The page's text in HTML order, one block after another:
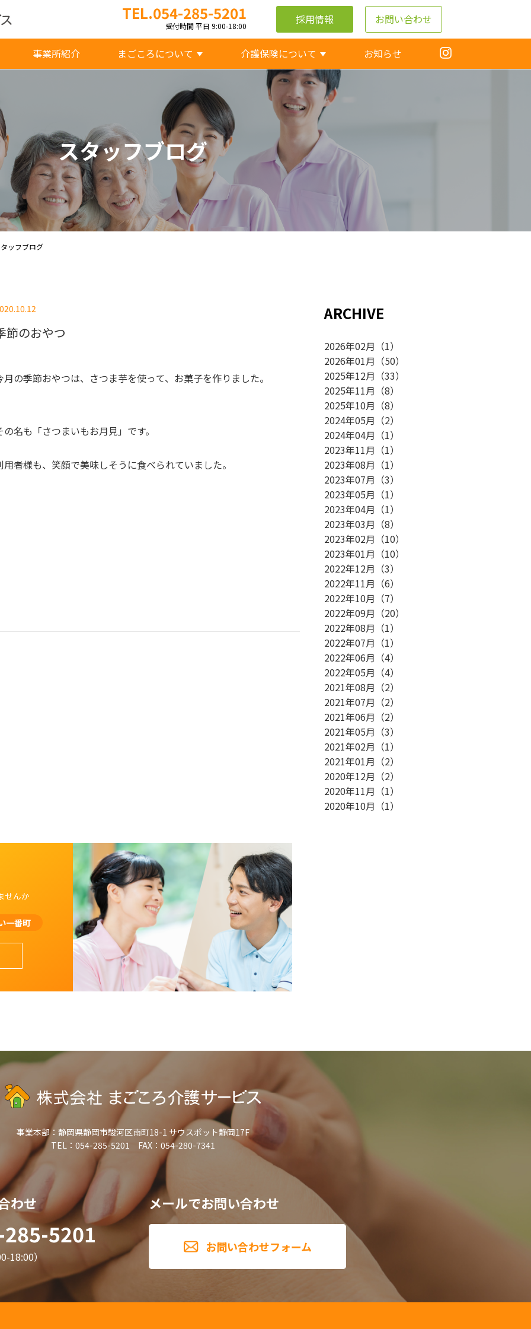
TEL.054-285-5201
受付時間 平日 9:00-18:00 採用情報 お問い合わせ
事業所紹介 まごころについて 介護保険について お知らせ
スタッフブログ
ッフブログ
節のおやつ
月の季節おやつは、さつま芋を使って、お菓子を作りました。
の名も「さつまいもお月見」です。
用者様も、笑顔で美味しそうに食べられていました。
ARCHIVE
2026年02月 （1）
2026年01月 （50）
2025年12月 （33）
2025年11月 （8）
2025年10月 （8）
2024年05月 （2）
2024年04月 （1）
2023年11月 （1）
2023年08月 （1）
2023年07月 （3）
2023年05月 （1）
2023年04月 （1）
2023年03月 （8）
2023年02月 （10）
2023年01月 （10）
2022年12月 （3）
2022年11月 （6）
2022年10月 （7）
2022年09月 （20）
2022年08月 （1）
2022年07月 （1）
2022年06月 （4）
2022年05月 （4）
2021年08月 （2）
2021年07月 （2）
2021年06月 （2）
2021年05月 （3）
2021年02月 （1）
2021年01月 （2）
2020年12月 （2）
2020年11月 （1）
2020年10月 （1）
せんか
一番町
事業本部： 静岡県静岡市駿河区南町18-1 サウスポット静岡17F
TEL：054-285-5201 FAX：054-280-7341
わせ
5201
18:00）
メールでお問い合わせ
お問い合わせフォーム